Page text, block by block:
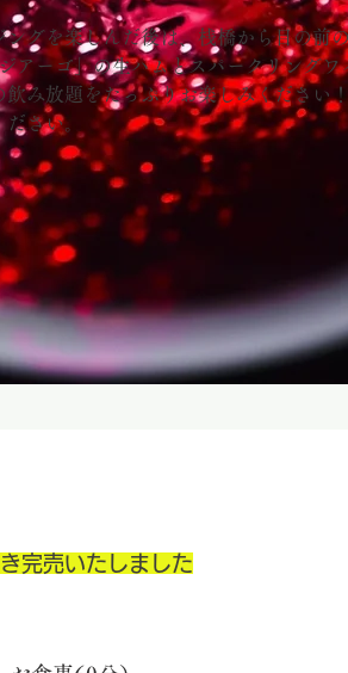
グを楽しんだ後は、 桟橋から目の前
アーゴ」の生ハムとスパークリングワ
飲み放題をたっぷりお楽しみくださ
さい。
完売いたしました